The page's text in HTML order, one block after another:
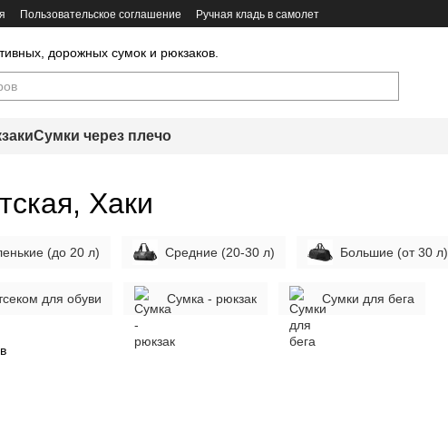
Пользовательское соглашение Ручная кладь в самолет
дорожных сумок и рюкзаков.
Сумки через плечо
Хаки
(до 20 л) Средние (20-30 л) Большие (от 30 л)
для обуви Сумка - рюкзак Сумки для бега